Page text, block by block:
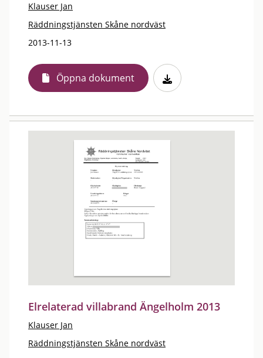
Klauser Jan
Räddningstjänsten Skåne nordväst
2013-11-13
Öppna dokument
Elrelaterad villabrand Ängelholm 2013
Klauser Jan
Räddningstjänsten Skåne nordväst